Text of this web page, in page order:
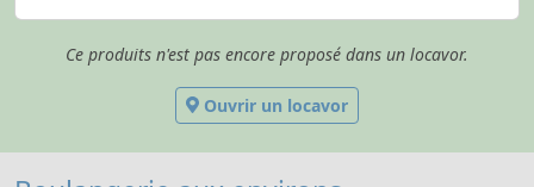
Ce produits n'est pas encore proposé dans un locavor.
Ouvrir un locavor